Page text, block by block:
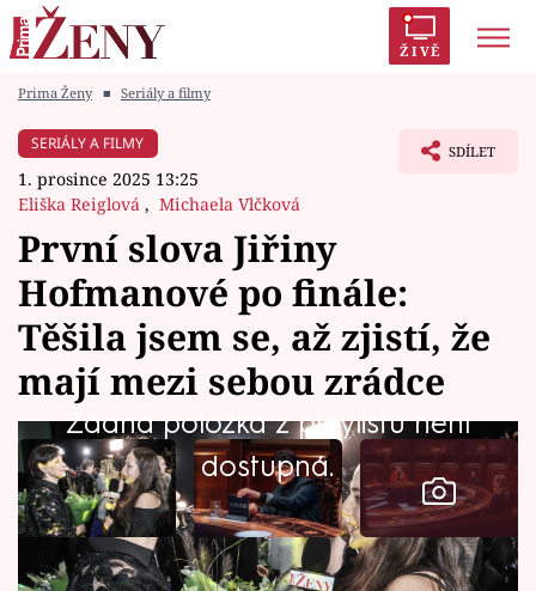
ŽIVĚ
Módní alarm
Témata
Celebrity
Vztahy
Seriály
Horoskopy
Prima Ženy ■ Seriály a filmy
SERIÁLY A FILMY
1. prosince 2025 13:25
Eliška Reiglová , Michaela Vlčková
SDÍLET
První slova Jiřiny
Hofmanové po finále:
Těšila jsem se, až zjistí, že
mají mezi sebou zrádce
Žádná položka z playlistu není
dostupná.